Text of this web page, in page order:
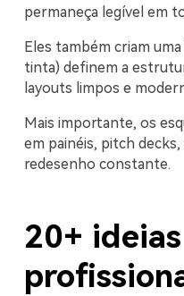
permaneça legível em
Eles também criam
tinta) definem a
layouts limpos e
Mais importante, os
em painéis, pitch
redesenho constante.
20+